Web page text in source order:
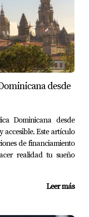
que fomentan
hasta
que hacer y
e invertir en Cap
ilustran diferentes
que decidió
Al principio, su
donde pasar sus
desde
Dominicana desde
accesible. Este artículo
de financiamiento
realidad tu sueño
Leer más